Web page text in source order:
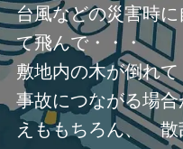
台風などの災害時
て飛んで・・・
敷地内の木が倒れて
事故につながる場
えももちろん、 散